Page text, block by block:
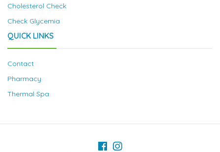
Cholesterol Check
Check Glycemia
QUICK LINKS
Contact
Pharmacy
Thermal Spa